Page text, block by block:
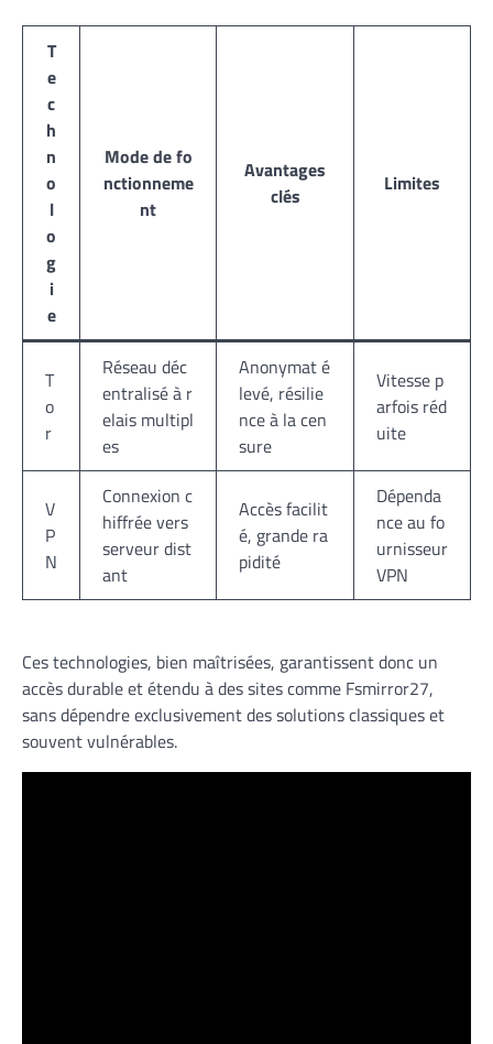
T
e
c
h
n
o
l
o
g
i
e
Mode de fo
nctionneme
nt
Avantages
clés
Limites
T
o
r
Réseau déc
entralisé à r
elais multipl
es
Anonymat é
levé, résilie
nce à la cen
sure
Vitesse p
arfois réd
uite
V
P
N
Connexion c
hiffrée vers
serveur dist
ant
Accès facilit
é, grande ra
pidité
Dépenda
nce au fo
urnisseur
VPN
Ces technologies, bien maîtrisées, garantissent donc un
accès durable et étendu à des sites comme Fsmirror27,
sans dépendre exclusivement des solutions classiques et
souvent vulnérables.